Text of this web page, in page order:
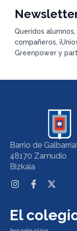
Queridos
compañeros,
Greenpower y
Barrio de
48170 Zamudio
Bizkaia
El